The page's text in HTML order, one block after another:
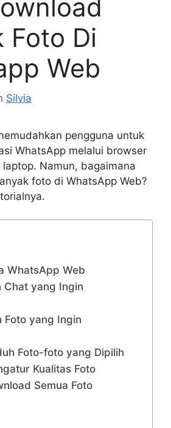
Foto Di
Web
Silvia
pengguna untuk
WhatsApp melalui browser
Namun, bagaimana
foto di WhatsApp Web?
WhatsApp Web
Chat yang Ingin
Foto yang Ingin
Foto-foto yang Dipilih
Kualitas Foto
Semua Foto